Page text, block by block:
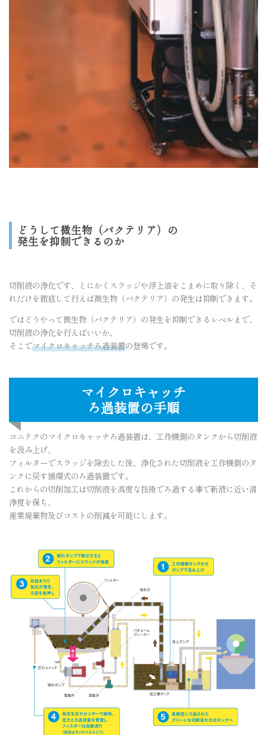
どうして微生物（バクテリア）の
発生を抑制できるのか
切削液の浄化です、とにかくスラッジや浮上油をこまめに取り除く、そ
れだけを徹底して行えば微生物（バクテリア）の発生は抑制できます。
ではどうやって微生物（バクテリア）の発生を抑制できるレベルまで、
切削液の浄化を行えばいいか、
そこでマイクロキャッチろ過装置の登場です。
マイクロキャッチ
ろ過装置の手順
コニテクのマイクロキャッチろ過装置は、工作機側のタンクから切削液
を汲み上げ、
フィルターでスラッジを除去した後、浄化された切削液を工作機側のタ
ンクに戻す循環式のろ過装置です。
これからの切削加工は切削液を高度な技術でろ過する事で新液に近い清
浄度を保ち、
産業廃棄物及びコストの削減を可能にします。